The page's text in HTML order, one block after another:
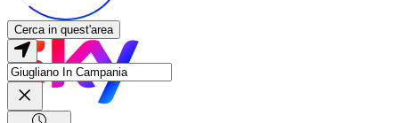
Cerca in quest'area